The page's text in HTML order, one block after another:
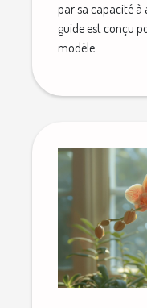
par sa capacité à
guide est conçu
modèle...